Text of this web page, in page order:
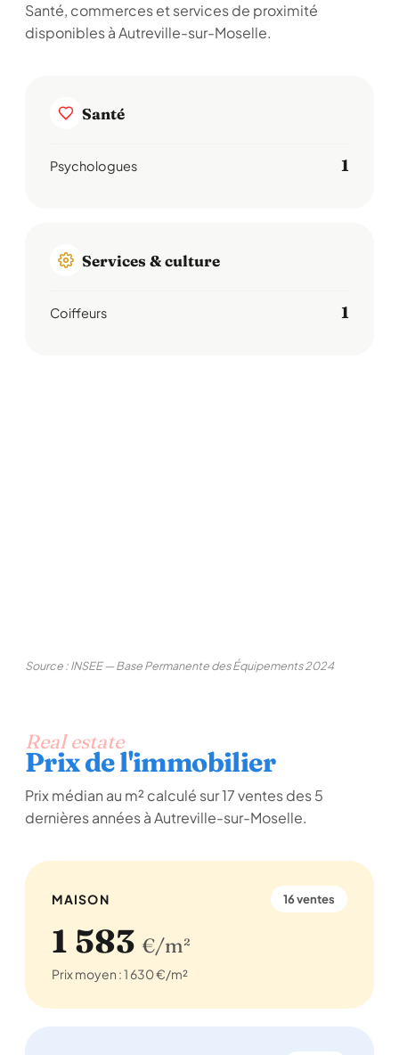
Santé, commerces et services de proximité
disponibles à Autreville-sur-Moselle.
Santé
Psychologues 1
Services & culture
Coiffeurs 1
Source : INSEE — Base Permanente des Équipements 2024
Real estate
Prix de l'immobilier
Prix médian au m² calculé sur 17 ventes des 5
dernières années à Autreville-sur-Moselle.
MAISON 16 ventes
1 583 €/m²
Prix moyen : 1 630 €/m²